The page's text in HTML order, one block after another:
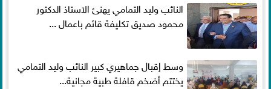
النائب وليد التمامي يهنئ الاستاذ الدكتور
محمود صديق تكليفة قائم باعمال ...
وسط إقبال جماهيري كبير النائب وليد التمامي
يختتم أضخم قافلة طبية مجانية...